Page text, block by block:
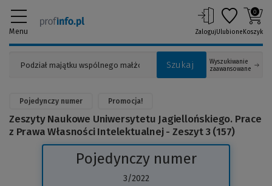
Menu
Szukaj
Wyszukiwanie
zaawansowane
ZalogujUlubione
0
Koszyk
Pojedynczy numer Promocja!
Zeszyty Naukowe Uniwersytetu Jagiellońskiego. Prace
z Prawa Własności Intelektualnej - Zeszyt 3 (157)
Pojedynczy numer
3/2022